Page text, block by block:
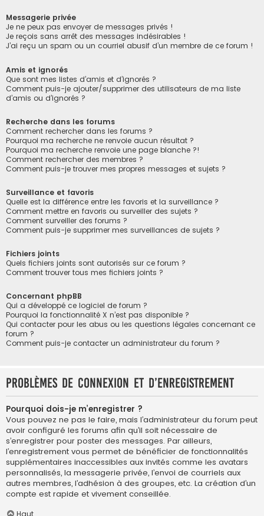
Messagerie privée
Je ne peux pas envoyer de messages privés !
Je reçois sans arrêt des messages indésirables !
J’ai reçu un spam ou un courriel abusif d’un membre de ce forum !
Amis et ignorés
Que sont mes listes d’amis et d’ignorés ?
Comment puis-je ajouter/supprimer des utilisateurs de ma liste
d’amis ou d’ignorés ?
Recherche dans les forums
Comment rechercher dans les forums ?
Pourquoi ma recherche ne renvoie aucun résultat ?
Pourquoi ma recherche renvoie une page blanche ?!
Comment rechercher des membres ?
Comment puis-je trouver mes propres messages et sujets ?
Surveillance et favoris
Quelle est la différence entre les favoris et la surveillance ?
Comment mettre en favoris ou surveiller des sujets ?
Comment surveiller des forums ?
Comment puis-je supprimer mes surveillances de sujets ?
Fichiers joints
Quels fichiers joints sont autorisés sur ce forum ?
Comment trouver tous mes fichiers joints ?
Concernant phpBB
Qui a développé ce logiciel de forum ?
Pourquoi la fonctionnalité X n’est pas disponible ?
Qui contacter pour les abus ou les questions légales concernant ce
forum ?
Comment puis-je contacter un administrateur du forum ?
Problèmes de connexion et d’enregistrement
Pourquoi dois-je m’enregistrer ?
Vous pouvez ne pas le faire, mais l’administrateur du forum peut
avoir configuré les forums afin qu’il soit nécessaire de
s’enregistrer pour poster des messages. Par ailleurs,
l’enregistrement vous permet de bénéficier de fonctionnalités
supplémentaires inaccessibles aux invités comme les avatars
personnalisés, la messagerie privée, l’envoi de courriels aux
autres membres, l’adhésion à des groupes, etc. La création d’un
compte est rapide et vivement conseillée.
Haut